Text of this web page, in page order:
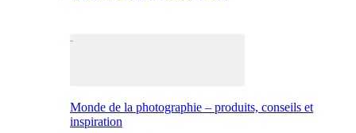
Monde de la photographie – produits, conseils et
inspiration